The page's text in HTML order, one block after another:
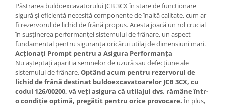
Girofar
Piese electrice
Cabluri si mufe
Mufe si pini
Piese contact
Contactor 12V
Contactoare 24V
Piese Yuchai
Piese Zeppelin
Piese Schaeff
Piese Putzmeister
Piese Mitsubishi
Piese Matbro
Piese Lindner
Păstrarea buldoexcavatorului JCB 3CX în stare de funcționare
sigură și eficientă necesită componente de înaltă calitate, cum ar
fi rezervorul de lichid de frână propus. Acesta joacă un rol crucial
în susținerea performanței sistemului de frânare, un aspect
fundamental pentru siguranța oricărui utilaj de dimensiuni mari.
Acționați Prompt pentru a Asigura Performanța
Nu așteptați apariția semnelor de uzură sau defecțiune ale
sistemului de frânare.Optând acum pentru rezervorul de
lichid de frână destinat buldoexcavatoarelor JCB 3CX, cu
codul 126/00200, vă veți asigura că utilajul dvs. rămâne într-
o condiție optimă, pregătit pentru orice provocare. În plus,